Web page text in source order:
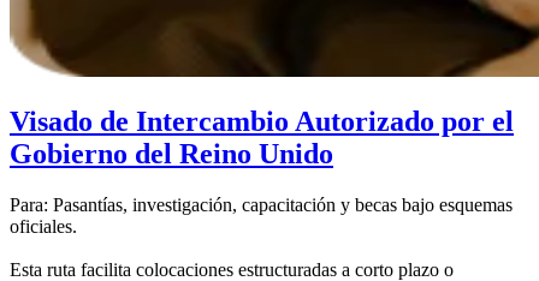
Visado de Intercambio Autorizado por el
Gobierno del Reino Unido
Para: Pasantías, investigación, capacitación y becas bajo esquemas
oficiales.
Esta ruta facilita colocaciones estructuradas a corto plazo o